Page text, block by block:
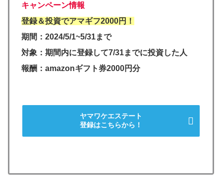
キャンペーン情報
登録＆投資でアマギフ2000円！
期間：2024/5/1~5/31まで
対象：期間内に登録して7/31までに投資した人
報酬：amazonギフト券2000円分
ヤマワケエステート
登録はこちらから！